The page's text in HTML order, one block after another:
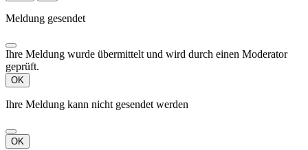
Meldung gesendet
Ihre Meldung wurde übermittelt und wird durch einen Moderator
geprüft.
OK
Ihre Meldung kann nicht gesendet werden
OK